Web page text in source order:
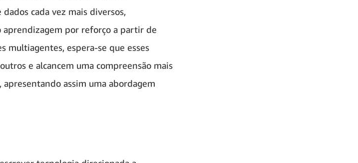
cada vez mais diversos,
por reforço a partir de
multiagentes, espera-se que esses
e alcancem uma compreensão mais
assim uma abordagem